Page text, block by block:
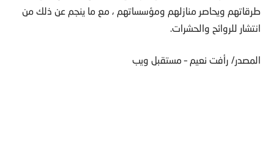
طرقاتهم ويحاصر منازلهم ومؤسساتهم ، مع ما ينجم عن ذلك من
انتشار للروائح والحشرات.
المصدر/ رأفت نعيم – مستقبل ويب